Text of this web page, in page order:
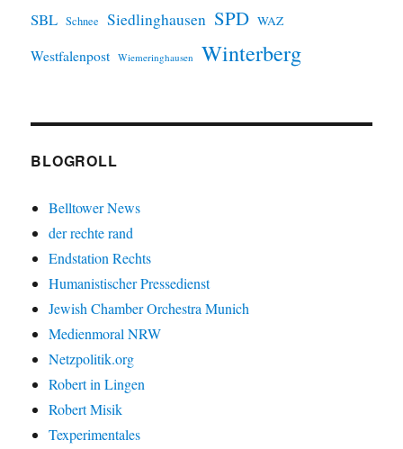
SBL Schnee Siedlinghausen SPD WAZ
Westfalenpost Wiemeringhausen Winterberg
BLOGROLL
Belltower News
der rechte rand
Endstation Rechts
Humanistischer Pressedienst
Jewish Chamber Orchestra Munich
Medienmoral NRW
Netzpolitik.org
Robert in Lingen
Robert Misik
Texperimentales